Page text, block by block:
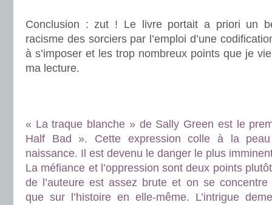
Conclusion : zut ! Le livre portait a priori un
racisme des sorciers par l’emploi d’une
à s’imposer et les trop nombreux points que je
ma lecture.
« La traque blanche » de Sally Green est le
Half Bad ». Cette expression colle à la
naissance. Il est devenu le danger le plus
La méfiance et l’oppression sont deux points
de l’auteure est assez brute et on se concentre
que sur l’histoire en elle-même. L’intrigue